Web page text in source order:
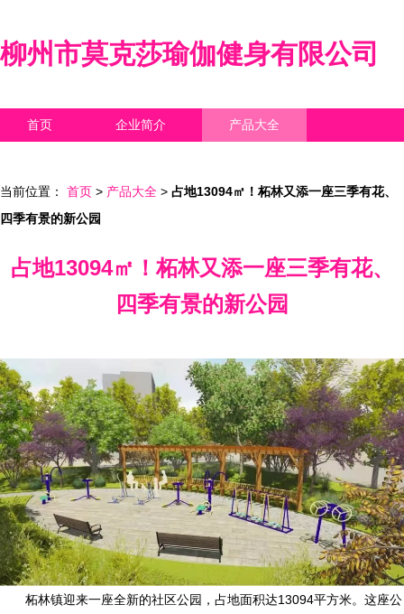
柳州市莫克莎瑜伽健身有限公司
首页 企业简介 产品大全
当前位置： 首页 > 产品大全 > 占地13094㎡！柘林又添一座三季有花、
四季有景的新公园
占地13094㎡！柘林又添一座三季有花、
四季有景的新公园
柘林镇迎来一座全新的社区公园，占地面积达13094平方米。这座公